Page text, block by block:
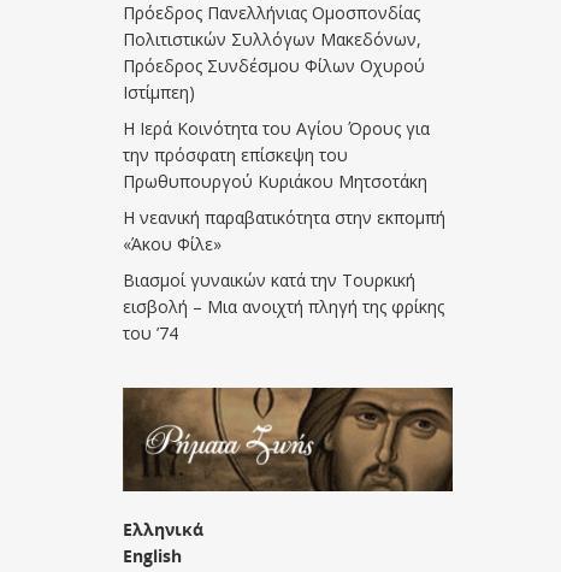
Πρόεδρος Πανελλήνιας Ομοσπονδίας
Πολιτιστικών Συλλόγων Μακεδόνων,
Πρόεδρος Συνδέσμου Φίλων Οχυρού
Ιστίμπεη)
Η Ιερά Κοινότητα του Αγίου Όρους για
την πρόσφατη επίσκεψη του
Πρωθυπουργού Κυριάκου Μητσοτάκη
Η νεανική παραβατικότητα στην εκπομπή
«Άκου Φίλε»
Βιασμοί γυναικών κατά την Τουρκική
εισβολή – Μια ανοιχτή πληγή της φρίκης
του ’74
Ελληνικά
English